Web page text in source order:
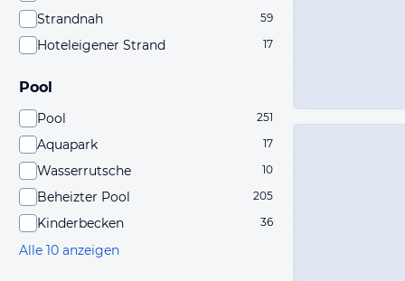
Strandnah
59
Hoteleigener Strand 17
Pool
Pool 251
Aquapark 17
Wasserrutsche 10
Beheizter Pool 205
Kinderbecken 36
Alle 10 anzeigen